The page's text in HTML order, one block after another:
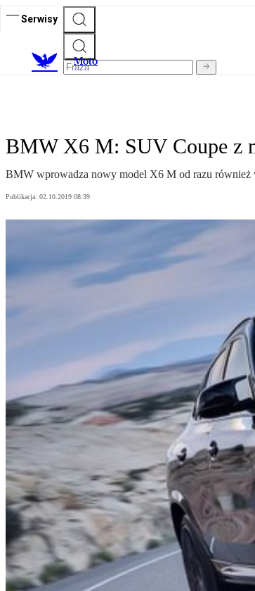
Serwisy
Moto
BMW X6 M: SUV Coupe z
BMW wprowadza nowy model X6 M od razu
Publikacja: 02.10.2019 08:39